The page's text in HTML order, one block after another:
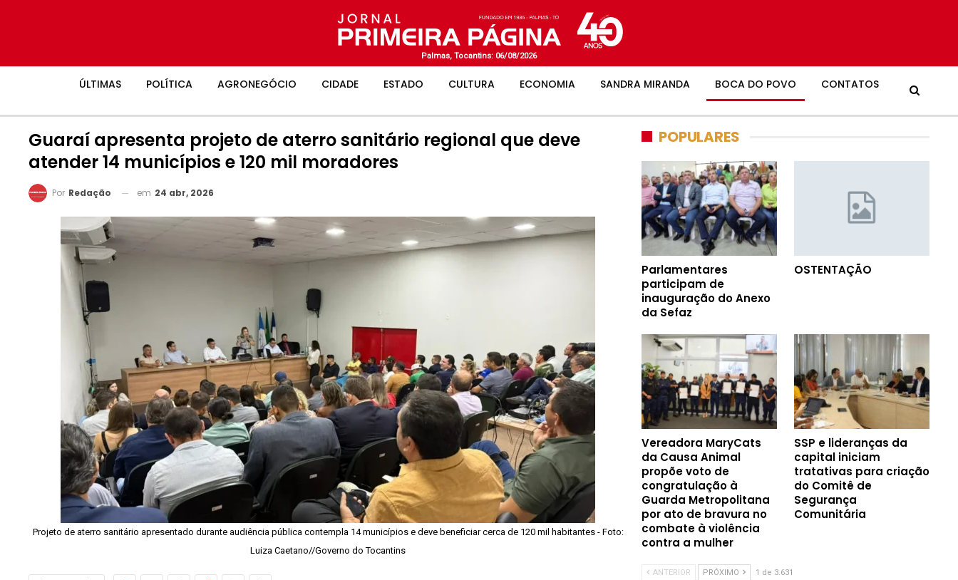
Palmas, Tocantins: 06/08/2026
ÚLTIMAS POLÍTICA AGRONEGÓCIO CIDADE ESTADO CULTURA ECONOMIA SANDRA MIRANDA BOCA DO POVO CONTATOS
Guaraí apresenta projeto de aterro sanitário regional que deve
atender 14 municípios e 120 mil moradores
Por Redação em 24 abr, 2026
Projeto de aterro sanitário apresentado durante audiência pública contempla 14 municípios e deve beneficiar cerca de 120 mil habitantes - Foto:
Luiza Caetano//Governo do Tocantins
POPULARES
Parlamentares
participam de
inauguração do Anexo
da Sefaz
OSTENTAÇÃO
Vereadora MaryCats
da Causa Animal
propõe voto de
congratulação à
Guarda Metropolitana
por ato de bravura no
combate à violência
contra a mulher
SSP e lideranças da
capital iniciam
tratativas para criação
do Comitê de
Segurança
Comunitária
ANTERIOR PRÓXIMO 1 de 3.631